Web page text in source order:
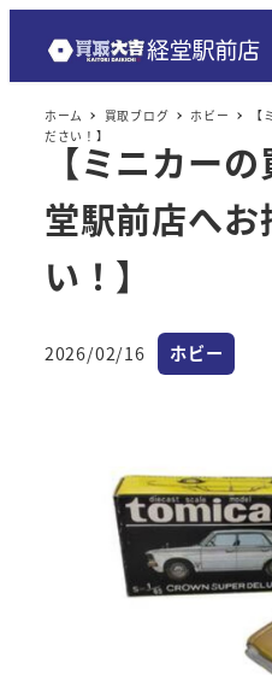
ホーム 買取ブログ ホビー
ださい！】
【ミニカー
堂駅前店へお
い！】
投稿日
2026/02/16 カテゴリー
ホビー